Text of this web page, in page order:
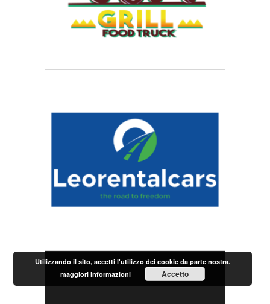
Utilizzando il sito, accetti l'utilizzo dei cookie da parte nostra.
maggiori informazioni
Accetto